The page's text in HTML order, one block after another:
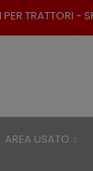
-
AREA USATO